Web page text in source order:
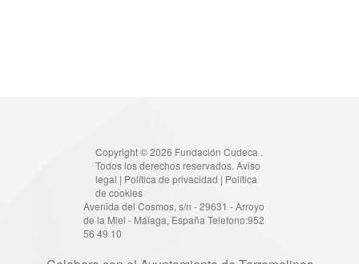
Copyright © 2026 Fundación Cudeca .
Todos los derechos reservados. Aviso
legal | Política de privacidad | Política
de cookies
Avenida del Cosmos, s/n - 29631 - Arroyo
de la Miel - Málaga, España Telefono:952
56 49 10